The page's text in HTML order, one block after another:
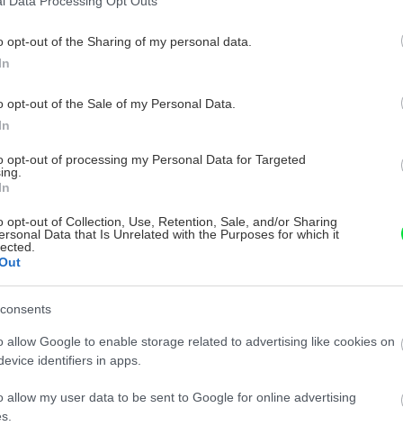
opt-out of the Sharing of my personal data.
opt-out of the Sale of my Personal Data.
opt-out of processing my Personal Data for Targeted
opt-out of Collection, Use, Retention, Sale, and/or Sharing
Data that Is Unrelated with the Purposes for which it
allow Google to enable storage related to advertising like cookies on
identifiers in apps.
allow my user data to be sent to Google for online advertising
sa ťažkým pôdam s vysokým
koreňov.